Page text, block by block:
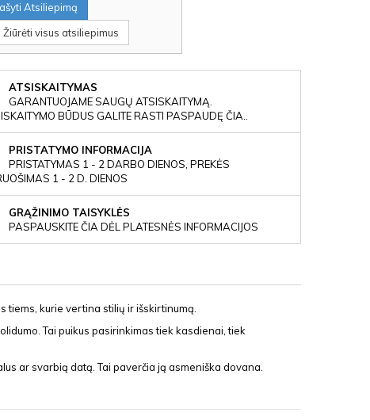
Atsiliepimą
Žiūrėti visus atsiliepimus
ATSISKAITYMAS
GARANTUOJAME SAUGŲ ATSISKAITYMĄ.
BŪDUS GALITE RASTI PASPAUDĘ ČIA..
PRISTATYMO INFORMACIJA
PRISTATYMAS 1 - 2 DARBO DIENOS, PREKĖS
1 - 2 D. DIENOS
GRĄŽINIMO TAISYKLĖS
PASPAUSKITE ČIA DĖL PLATESNĖS INFORMACIJOS
tiems, kurie vertina stilių ir išskirtinumą.
Tai puikus pasirinkimas tiek kasdienai, tiek
ar svarbią datą. Tai paverčia ją asmeniška dovana.